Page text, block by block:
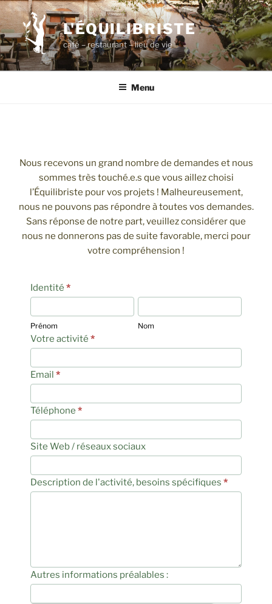
Aller
au
contenu
principal
L'ÉQUILIBRISTE
café – restaurant – lieu de vie
Menu
Nous recevons un grand nombre de demandes et nous
sommes très touché.e.s que vous aillez choisi
l’Équilibriste pour vos projets ! Malheureusement,
nous ne pouvons pas répondre à toutes vos demandes.
Sans réponse de notre part, veuillez considérer que
nous ne donnerons pas de suite favorable, merci pour
votre compréhension !
Proposer
Identité *
Prénom Nom
Votre activité *
Email *
Téléphone *
Site Web / réseaux sociaux
Description de l'activité, besoins spécifiques *
Autres informations préalables :